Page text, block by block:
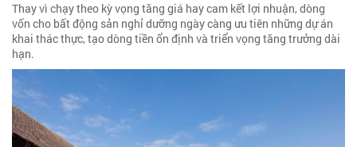
Thay vì chạy theo kỳ vọng tăng giá hay cam kết lợi nhuận, dòng
vốn cho bất động sản nghỉ dưỡng ngày càng ưu tiên những dự án
khai thác thực, tạo dòng tiền ổn định và triển vọng tăng trưởng dài
hạn.